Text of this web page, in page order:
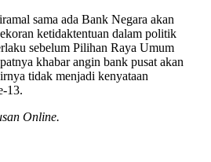
sama ada Bank Negara akan
ketidaktentuan dalam politik
sebelum Pilihan Raya Umum
khabar angin bank pusat akan
tidak menjadi kenyataan
13.
Online.